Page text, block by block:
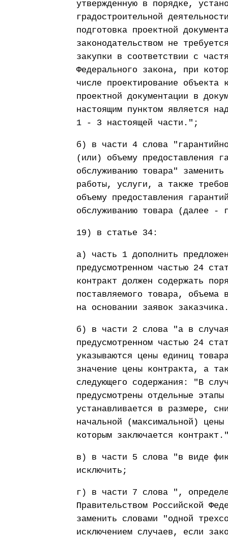
утвержденную в порядке,
градостроительной
подготовка проектной
законодательством не
закупки в соответствии с
Федерального закона, при
числе проектирование объекта
проектной документации в
настоящим пунктом является
1 - 3 настоящей части.";
б) в части 4 слова
(или) объему предоставления
обслуживанию товара"
работы, услуги, а также
объему предоставления
обслуживанию товара (далее -
19) в статье 34:
а) часть 1 дополнить
предусмотренном частью 24
контракт должен содержать
поставляемого товара, объема
на основании заявок
б) в части 2 слова "а в
предусмотренном частью 24
указываются цены единиц
значение цены контракта, а
следующего содержания: "В
предусмотрены отдельные
устанавливается в размере,
начальной (максимальной)
которым заключается
в) в части 5 слова "в виде
исключить;
г) в части 7 слова ",
Правительством Российской
заменить словами "одной
исключением случаев, если